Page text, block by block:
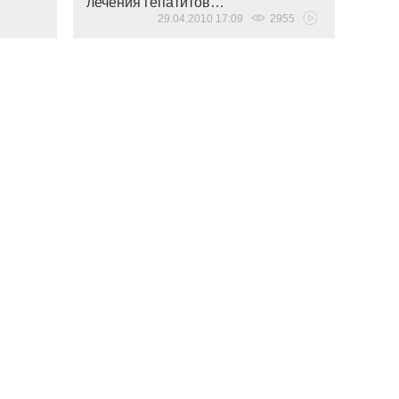
29.04.2010 17:09 2955